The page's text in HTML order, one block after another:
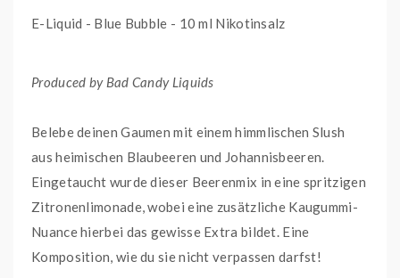
E-Liquid - Blue Bubble - 10 ml Nikotinsalz
Produced by Bad Candy Liquids
Belebe deinen Gaumen mit einem himmlischen Slush
aus heimischen Blaubeeren und Johannisbeeren.
Eingetaucht wurde dieser Beerenmix in eine spritzigen
Zitronenlimonade, wobei eine zusätzliche Kaugummi-
Nuance hierbei das gewisse Extra bildet. Eine
Komposition, wie du sie nicht verpassen darfst!